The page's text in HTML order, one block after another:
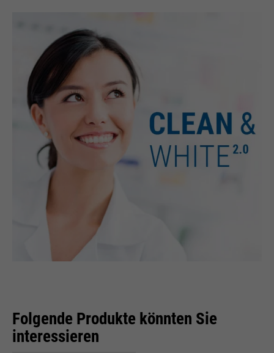
Folgende Produkte könnten Sie
interessieren